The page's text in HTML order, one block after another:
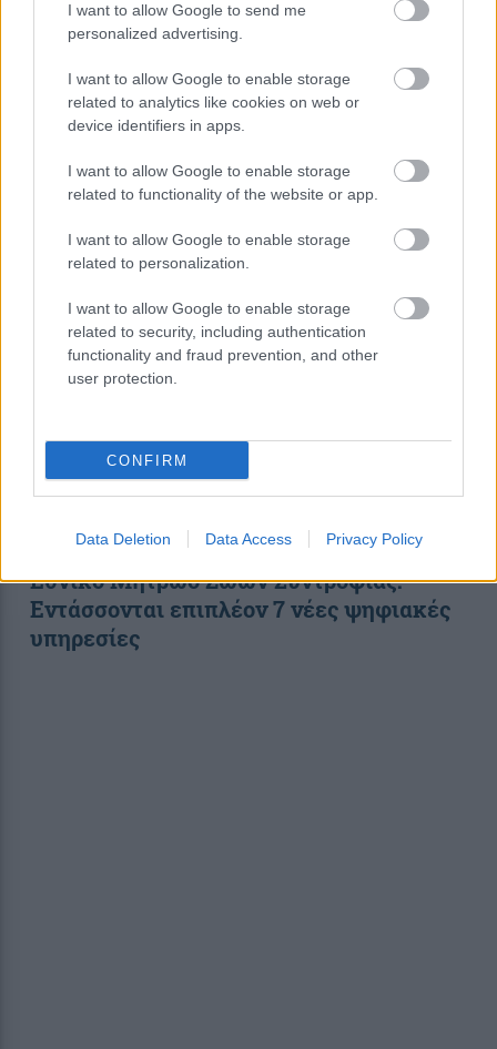
I want to allow Google to send me
personalized advertising.
I want to allow Google to enable storage
related to analytics like cookies on web or
device identifiers in apps.
I want to allow Google to enable storage
related to functionality of the website or app.
I want to allow Google to enable storage
related to personalization.
I want to allow Google to enable storage
related to security, including authentication
functionality and fraud prevention, and other
user protection.
CONFIRM
Data Deletion Data Access Privacy Policy
, 26 Ιουνίου 2024 || Επικαιρότητα
Εθνικό Μητρώο Ζώων Συντροφιάς:
Εντάσσονται επιπλέον 7 νέες ψηφιακές
υπηρεσίες